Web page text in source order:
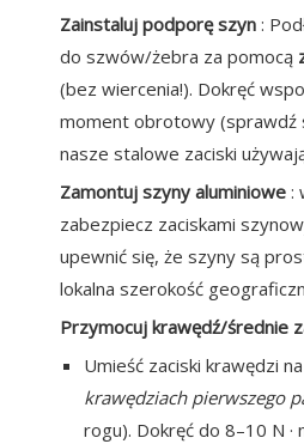
Zainstaluj podporę szyn :
do szwów/żebra za pomocą
(bez wiercenia!). Dokręć
moment obrotowy (sprawdź
nasze stalowe zaciski
Zamontuj szyny aluminiowe :
zabezpiecz zaciskami
upewnić się, że szyny są
lokalna szerokość
Przymocuj krawędź/średnie
Umieść zaciski krawędzi na
krawędziach pierwszego
rogu). Dokręć do 8–10 N ·